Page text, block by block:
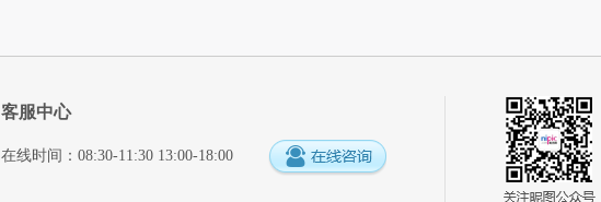
客服中心
在线时间：08:30-11:30 13:00-18:00